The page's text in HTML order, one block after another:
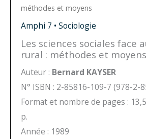
méthodes et moyens
Amphi 7 • Sociologie
Les sciences sociales face
rural : méthodes et moyens
Auteur : Bernard KAYSER
N° ISBN : 2-85816-109-7 (978-2-
Format et nombre de pages :
p.
Année : 1989